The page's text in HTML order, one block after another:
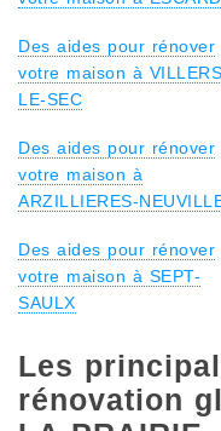
Des aides pour rénover
votre maison à
LE-SEC
Des aides pour rénover
votre maison à
ARZILLIERES-
Des aides pour rénover
votre maison à SEPT-
SAULX
Les
rénovation